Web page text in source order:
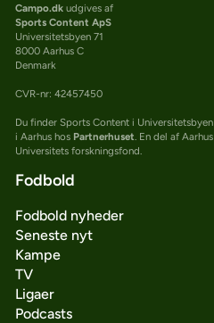
Campo.dkudgives af
Sports Content ApS
Universitetsbyen 71
8000 Aarhus C
Denmark
CVR-nr: 42457450
Du finder Sports Content i Universitetsbyen
i Aarhus hos Partnerhuset. En del af Aarhus
Universitets forskningsfond.
Fodbold
Fodbold nyheder
Seneste nyt
Kampe
TV
Ligaer
Podcasts